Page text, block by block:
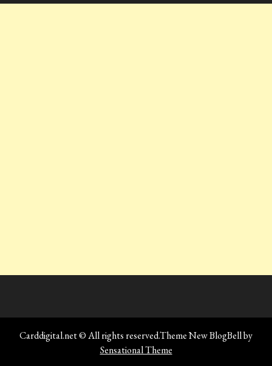
Carddigital.net © All rights reserved.Theme New BlogBell by
Sensational Theme